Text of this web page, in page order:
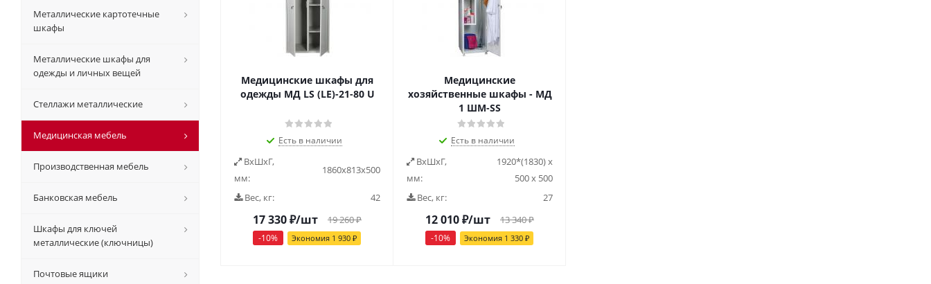
Медицинские шкафы для
одежды МД LS (LE)-21-80 U
Есть в наличии
ВxШxГ,
мм:
1860х813х500
Вес, кг: 42
17 330₽/шт 19 260₽
-10% Экономия 1 930 ₽
Медицинские
хозяйственные шкафы - МД
1 ШМ-SS
Есть в наличии
ВxШxГ,
мм:
1920*(1830) х
500 х 500
Вес, кг:
27
12 010₽/шт 13 340₽
-10% Экономия 1 330 ₽
Металлические картотечные
шкафы
Металлические шкафы для
одежды и личных вещей
Стеллажи металлические
Медицинская мебель
Производственная мебель
Банковская мебель
Шкафы для ключей
металлические (ключницы)
Почтовые ящики